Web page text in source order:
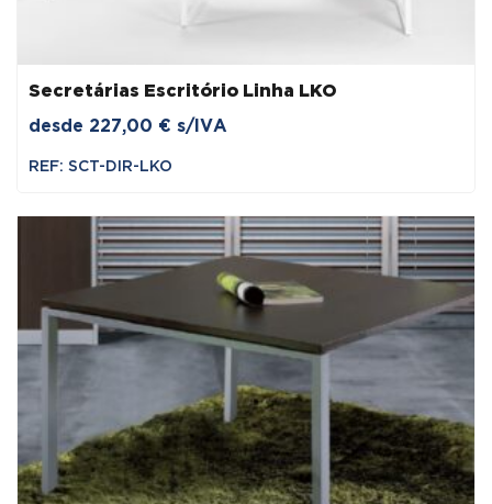
Secretárias Escritório Linha LKO
desde 227,00 € s/IVA
REF: SCT-DIR-LKO